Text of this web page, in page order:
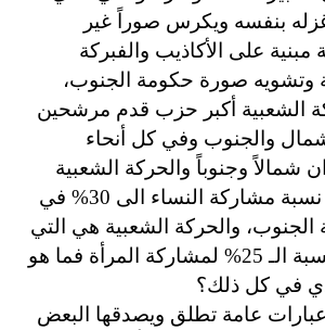
بنفسه ويكرس صوراً غير
على الأكاذيب والفبركة
وتشويه صورة حكومة الجنوب،
الشعبية أكبر حزب قدم مرشحين
والجنوب وفي كل أنحاء
شمالاً وجنوباً والحركة الشعبية
رفعت نسبة مشاركة النساء الى 30% في
والحركة الشعبية هي التي
أتت بنسبة الـ 25% لمشاركة المرأة فما هو
في كل ذلك؟
عامة تطلق ويصدقها البعض